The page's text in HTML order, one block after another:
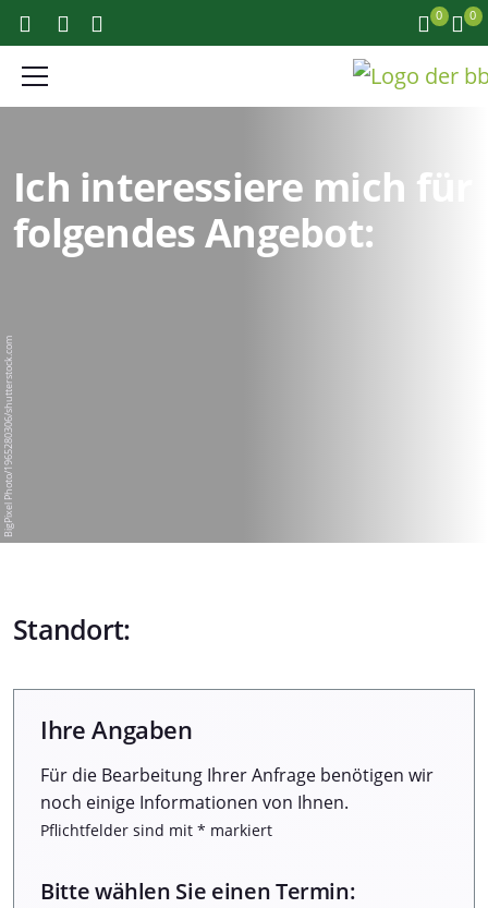
0 0
Ich interessiere mich für
folgendes Angebot:
BigPixel Photo/1965280306/shutterstock.com
Standort:
Ihre Angaben
Für die Bearbeitung Ihrer Anfrage benötigen wir
noch einige Informationen von Ihnen.
Pflichtfelder sind mit * markiert
Bitte wählen Sie einen Termin: